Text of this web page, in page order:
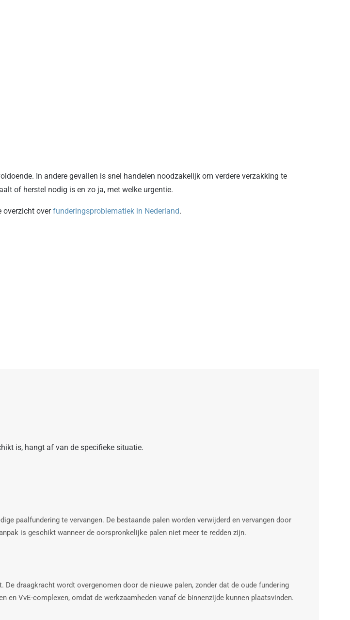
In andere gevallen is snel handelen noodzakelijk om verdere verzakking te
of herstel nodig is en zo ja, met welke urgentie.
overzicht overfunderingsproblematiek in Nederland.
is, hangt af van de specifieke situatie.
paalfundering te vervangen. De bestaande palen worden verwijderd en vervangen door
is geschikt wanneer de oorspronkelijke palen niet meer te redden zijn.
draagkracht wordt overgenomen door de nieuwe palen, zonder dat de oude fundering
VvE-complexen, omdat de werkzaamheden vanaf de binnenzijde kunnen plaatsvinden.